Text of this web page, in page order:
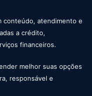
conteúdo, atendimento e
a crédito,
financeiros.
melhor suas opções
responsável e